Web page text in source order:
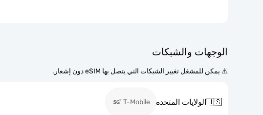
الوجهات والشبكات
⚠️ يمكن للمشغل تغيير الشبكات التي يتصل بها eSIM دون إشعار.
🇺🇸الولايات المتحده T-Mobile